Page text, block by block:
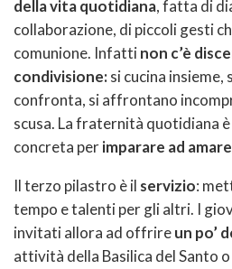
della vita quotidiana, fatta di
collaborazione, di piccoli gesti
comunione. Infattinon c’è
condivisione:si cucina insieme,
confronta, si affrontano
scusa. La fraternità quotidiana
concreta perimparare ad amare
Il terzo pilastro è il servizio:
tempo e talenti per gli altri. I
invitati allora ad offrireun po’
attività della Basilica del Santo